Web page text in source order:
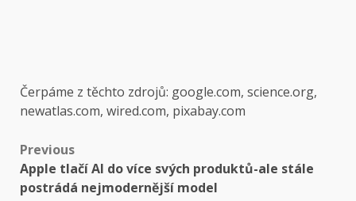
Čerpáme z těchto zdrojů: google.com, science.org,
newatlas.com, wired.com, pixabay.com
Post
navigation
Previous
Apple tlačí AI do více svých produktů-ale stále
postrádá nejmodernější model